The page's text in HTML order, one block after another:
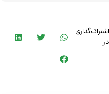
اشتراک گذاری
در